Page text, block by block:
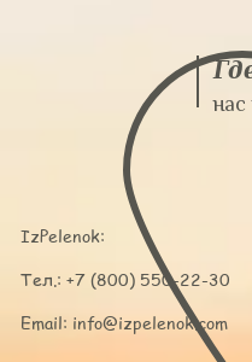
нас
IzPelenok:
Тел.: +7 (800) 550-22-30
Email: info@izpelenok.com